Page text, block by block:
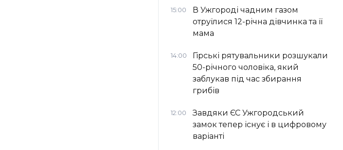
15:00
В Ужгороді чадним газом
отруїлися 12-річна дівчинка та її
мама
14:00
Гірські рятувальники розшукали
50-річного чоловіка, який
заблукав під час збирання
грибів
12:00
Завдяки ЄС Ужгородський
замок тепер існує і в цифровому
варіанті